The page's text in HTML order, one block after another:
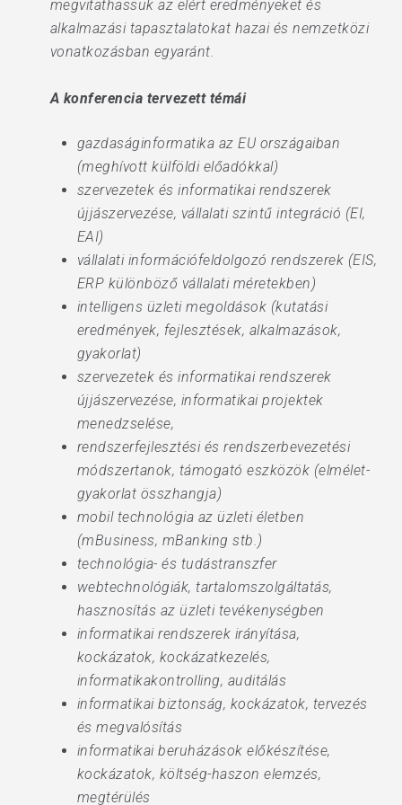
megvitathassuk az elért eredményeket és
alkalmazási tapasztalatokat hazai és nemzetközi
vonatkozásban egyaránt.
A konferencia tervezett témái
gazdaságinformatika az EU országaiban
(meghívott külföldi előadókkal)
szervezetek és informatikai rendszerek
újjászervezése, vállalati szintű integráció (EI,
EAI)
vállalati információfeldolgozó rendszerek (EIS,
ERP különböző vállalati méretekben)
intelligens üzleti megoldások (kutatási
eredmények, fejlesztések, alkalmazások,
gyakorlat)
szervezetek és informatikai rendszerek
újjászervezése, informatikai projektek
menedzselése,
rendszerfejlesztési és rendszerbevezetési
módszertanok, támogató eszközök (elmélet-
gyakorlat összhangja)
mobil technológia az üzleti életben
(mBusiness, mBanking stb.)
technológia- és tudástranszfer
webtechnológiák, tartalomszolgáltatás,
hasznosítás az üzleti tevékenységben
informatikai rendszerek irányítása,
kockázatok, kockázatkezelés,
informatikakontrolling, auditálás
informatikai biztonság, kockázatok, tervezés
és megvalósítás
informatikai beruházások előkészítése,
kockázatok, költség-haszon elemzés,
megtérülés